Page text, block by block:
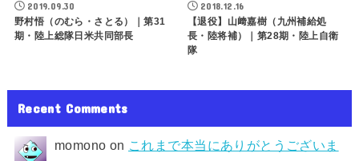
2019.09.30
野村悟（のむら・さとる）｜第31
期・陸上総隊日米共同部長
2018.12.16
【退役】山﨑嘉樹（九州補給処
長・陸将補）｜第28期・陸上自衛
隊
Recent Comments
momono on これまで本当にありがとうございま